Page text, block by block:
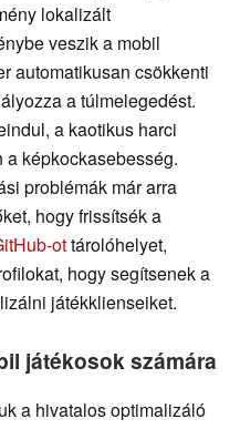
lokalizált
veszik a mobil
automatikusan csökkenti
a túlmelegedést.
a kaotikus harci
képkockasebesség.
problémák már arra
hogy frissítsék a
ottárolóhelyet,
hogy segítsenek a
játékklienseiket.
játékosok számára
a hivatalos optimalizáló